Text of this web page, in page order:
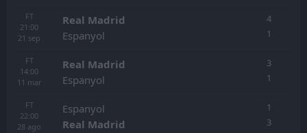
FT
21:00
21 sep
Real Madrid
Espanyol
4
1
FT
14:00
11 mar
Real Madrid
Espanyol
3
1
FT
22:00
28 ago
Espanyol
Real Madrid
1
3